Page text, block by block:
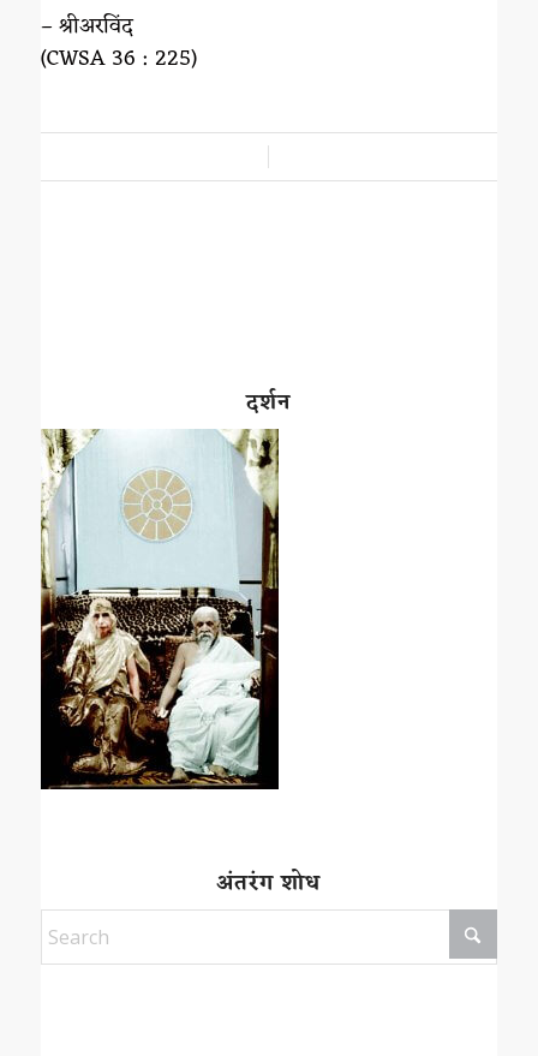
– श्रीअरविंद
(CWSA 36 : 225)
दर्शन
अंतरंग शोध